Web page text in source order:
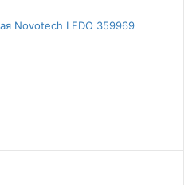
Novotech LEDO 359969